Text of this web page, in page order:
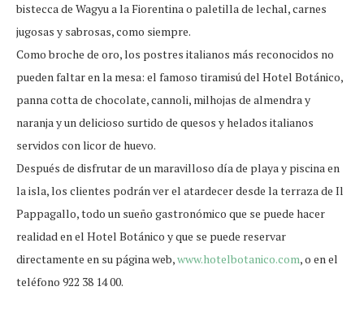
bistecca de Wagyu a la Fiorentina o paletilla de lechal, carnes
jugosas y sabrosas, como siempre.
Como broche de oro, los postres italianos más reconocidos no
pueden faltar en la mesa: el famoso tiramisú del Hotel Botánico,
panna cotta de chocolate, cannoli, milhojas de almendra y
naranja y un delicioso surtido de quesos y helados italianos
servidos con licor de huevo.
Después de disfrutar de un maravilloso día de playa y piscina en
la isla, los clientes podrán ver el atardecer desde la terraza de Il
Pappagallo, todo un sueño gastronómico que se puede hacer
realidad en el Hotel Botánico y que se puede reservar
directamente en su página web,www.hotelbotanico.com, o en el
teléfono 922 38 14 00.